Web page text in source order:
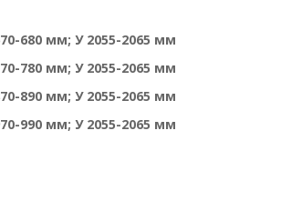
680 мм; У 2055-2065 мм
780 мм; У 2055-2065 мм
890 мм; У 2055-2065 мм
990 мм; У 2055-2065 мм